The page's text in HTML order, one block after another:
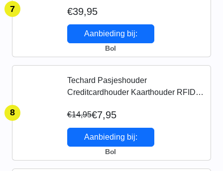
7
Portemonnee, Premium Pashouder
voor Mannen &…
€39,95
Aanbieding bij:
Bol
8
Techard Pasjeshouder
Creditcardhouder Kaarthouder RFID
Uitschuifbaar – Inclusief Luxe
Cadeaubox
€14,95€7,95
Aanbieding bij:
Bol